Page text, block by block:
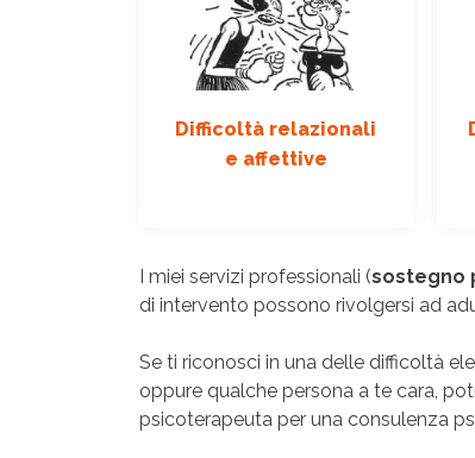
Difficoltà relazionali
e affettive
I miei servizi professionali (sostegno
di intervento possono rivolgersi ad
Se ti riconosci in una delle difficoltà
oppure qualche persona a te cara,
psicoterapeuta per una consulenza